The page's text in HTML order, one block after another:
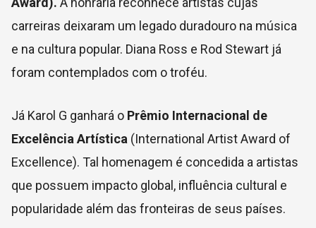
carreiras deixaram um legado duradouro na música
e na cultura popular. Diana Ross e Rod Stewart já
foram contemplados com o troféu.
Já Karol G ganhará o Prêmio Internacional de
Excelência Artística (International Artist Award of
Excellence). Tal homenagem é concedida a artistas
que possuem impacto global, influência cultural e
popularidade além das fronteiras de seus países.